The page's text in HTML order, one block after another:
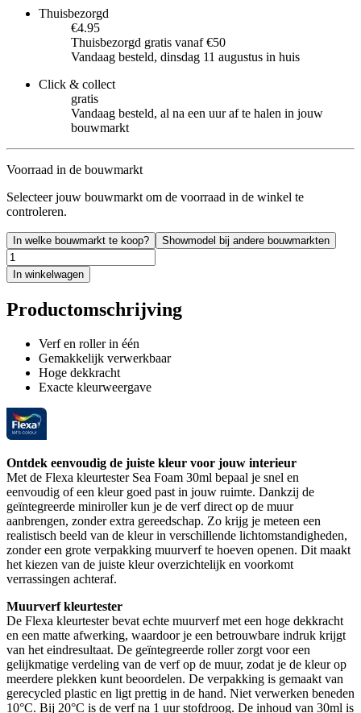
Thuisbezorgd
€4.95
Thuisbezorgd gratis vanaf €50
Vandaag besteld, dinsdag 11 augustus in huis
Click & collect
gratis
Vandaag besteld, al na een uur af te halen in jouw
bouwmarkt
Voorraad in de bouwmarkt
Selecteer jouw bouwmarkt om de voorraad in de winkel te
controleren.
In welke bouwmarkt te koop? Showmodel bij andere bouwmarkten
In winkelwagen
Productomschrijving
Verf en roller in één
Gemakkelijk verwerkbaar
Hoge dekkracht
Exacte kleurweergave
Ontdek eenvoudig de juiste kleur voor jouw interieur
Met de Flexa kleurtester Sea Foam 30ml bepaal je snel en
eenvoudig of een kleur goed past in jouw ruimte. Dankzij de
geïntegreerde miniroller kun je de verf direct op de muur
aanbrengen, zonder extra gereedschap. Zo krijg je meteen een
realistisch beeld van de kleur in verschillende lichtomstandigheden,
zonder een grote verpakking muurverf te hoeven openen. Dit maakt
het kiezen van de juiste kleur overzichtelijk en voorkomt
verrassingen achteraf.
Muurverf kleurtester
De Flexa kleurtester bevat echte muurverf met een hoge dekkracht
en een matte afwerking, waardoor je een betrouwbare indruk krijgt
van het eindresultaat. De geïntegreerde roller zorgt voor een
gelijkmatige verdeling van de verf op de muur, zodat je de kleur op
meerdere plekken kunt beoordelen. De verpakking is gemaakt van
gerecycled plastic en ligt prettig in de hand. Niet verwerken beneden
10°C. Bij 20°C is de verf na 1 uur stofdroog. De inhoud van 30ml is